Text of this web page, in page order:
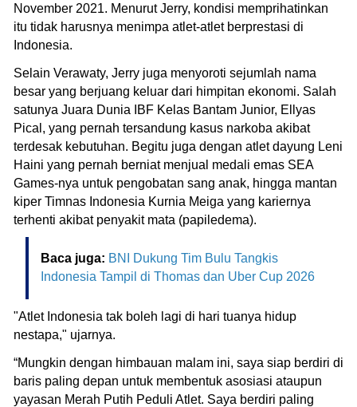
November 2021. Menurut Jerry, kondisi memprihatinkan
itu tidak harusnya menimpa atlet-atlet berprestasi di
Indonesia.
Selain Verawaty, Jerry juga menyoroti sejumlah nama
besar yang berjuang keluar dari himpitan ekonomi. Salah
satunya Juara Dunia IBF Kelas Bantam Junior, Ellyas
Pical, yang pernah tersandung kasus narkoba akibat
terdesak kebutuhan. Begitu juga dengan atlet dayung Leni
Haini yang pernah berniat menjual medali emas SEA
Games-nya untuk pengobatan sang anak, hingga mantan
kiper Timnas Indonesia Kurnia Meiga yang kariernya
terhenti akibat penyakit mata (papiledema).
Baca juga: BNI Dukung Tim Bulu Tangkis
Indonesia Tampil di Thomas dan Uber Cup 2026
"Atlet Indonesia tak boleh lagi di hari tuanya hidup
nestapa," ujarnya.
“Mungkin dengan himbauan malam ini, saya siap berdiri di
baris paling depan untuk membentuk asosiasi ataupun
yayasan Merah Putih Peduli Atlet. Saya berdiri paling